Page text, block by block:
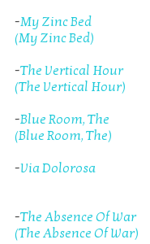
-My Zinc Bed
(My Zinc Bed)
-The Vertical Hour
(The Vertical Hour)
-Blue Room, The
(Blue Room, The)
-Via Dolorosa
-The Absence Of War
(The Absence Of War)